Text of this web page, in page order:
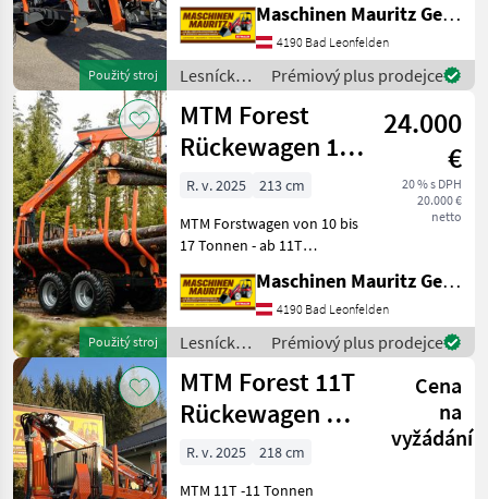
Použitý stroj
Gesamtgewicht -
Singelrahmen 160x160x10 -
Flap down Abstützung - 1x
zusätzliches Run
Maschinen Mauritz GesmbH
4190 Bad Leonfelden
Lesnícke a
drevárske
stroje /
MTM
Forest
Prémiový plus prodejce
Použitý stroj
MTM Forest
Rückewagen 10-
17 Tonnen, MTM
Forstkran
24.000
€
20 % s DPH
20.000 €
netto
R. v. 2025
213 cm
MTM Forstwagen von 10 bis
17 Tonnen - ab 11T
Knickdeichsel -
Pulverbeschichtung -
optional Forwarderrungen -
Druckluft oder hydraulische
Bremse
Maschinen Mauritz GesmbH
4190 Bad Leonfelden
Lesnícke a
drevárske
stroje /
MTM
Forest
Prémiový plus prodejce
MTM Forest 11T
Rückewagen mit
MTM 8600
Cena
na
vyžádání
R. v. 2025
218 cm
MTM 11T -11 Tonnen